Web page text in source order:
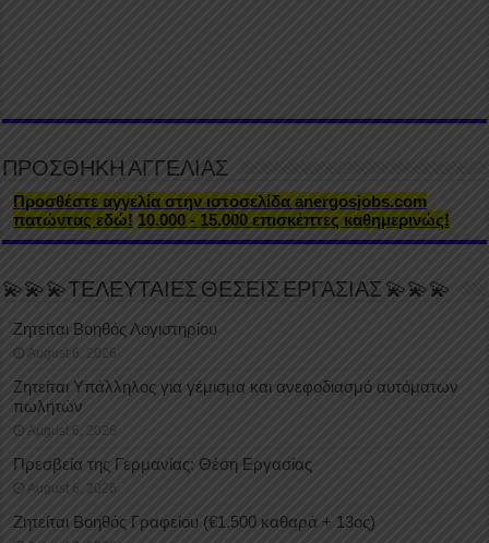
ΠΡΟΣΘΗΚΗ ΑΓΓΕΛΙΑΣ
Προσθέστε αγγελία στην ιστοσελίδα anergosjobs.com
πατώντας εδώ! 10.000 - 15.000 επισκέπτες καθημερινώς!
💫💫💫ΤΕΛΕΥΤΑΙΕΣ ΘΕΣΕΙΣ ΕΡΓΑΣΙΑΣ 💫💫💫
Ζητείται Βοηθός Λογιστηρίου
August 6, 2026
Ζητείται Υπάλληλος για γέμισμα και ανεφοδιασμό αυτόματων
πωλητών
August 6, 2026
Πρεσβεία της Γερμανίας: Θέση Εργασίας
August 6, 2026
Ζητείται Βοηθός Γραφείου (€1.500 καθαρά + 13ος)